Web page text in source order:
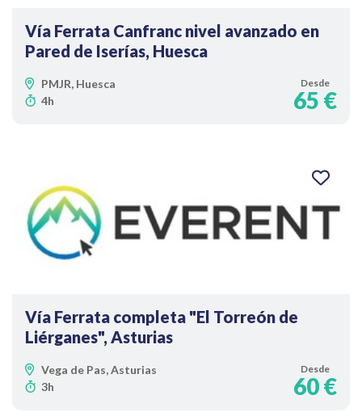
Vía Ferrata Canfranc nivel avanzado en
Pared de Iserías, Huesca
PMJR, Huesca
4h
Desde
65 €
Vía Ferrata completa "El Torreón de
Liérganes", Asturias
Vega de Pas, Asturias
3h
Desde
60 €